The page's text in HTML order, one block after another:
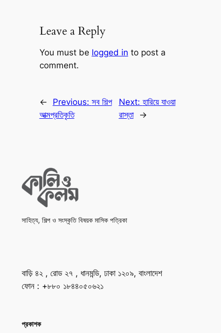
Leave a Reply
You must be logged in to post a
comment.
← Previous: সব শিল্প
আত্মপ্রতিকৃতি
Next: হারিয়ে যাওয়া
রাস্তা
→
সাহিত্য, শিল্প ও সংস্কৃতি বিষয়ক মাসিক পত্রিকা
বাড়ি ৪২ , রোড ২৭ , ধানমন্ডি, ঢাকা ১২০৯, বাংলাদেশ
ফোন : +৮৮০ ১৮৪৪০৫০৬২১
প্রকাশক